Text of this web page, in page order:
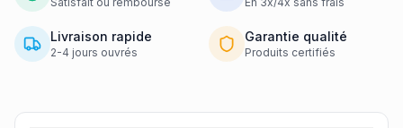
Livraison rapide
2-4 jours ouvrés
Garantie qualité
Produits certifiés